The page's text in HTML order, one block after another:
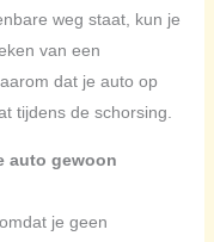
weg staat, kun je
van een
dat je auto op
tijdens de schorsing.
auto gewoon
je geen